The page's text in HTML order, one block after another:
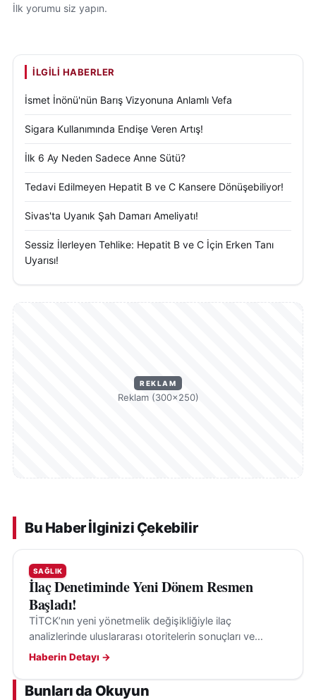
İlk yorumu siz yapın.
İLGILI HABERLER
İsmet İnönü'nün Barış Vizyonuna Anlamlı Vefa
Sigara Kullanımında Endişe Veren Artış!
İlk 6 Ay Neden Sadece Anne Sütü?
Tedavi Edilmeyen Hepatit B ve C Kansere Dönüşebiliyor!
Sivas'ta Uyanık Şah Damarı Ameliyatı!
Sessiz İlerleyen Tehlike: Hepatit B ve C İçin Erken Tanı
Uyarısı!
REKLAM
Reklam (300×250)
Bu Haber İlginizi Çekebilir
SAĞLIK
İlaç Denetiminde Yeni Dönem Resmen
Başladı!
TİTCK’nın yeni yönetmelik değişikliğiyle ilaç
analizlerinde uluslararası otoritelerin sonuçları ve
kılavuzları, belirli şartlarla değerlendirmeye alınabilecek.
Haberin Detayı →
Bunları da Okuyun